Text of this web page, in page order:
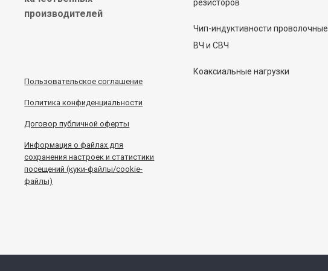
производителей
Пользовательское соглашение
Политика конфиденциальности
Договор публичной оферты
Информацияофайлах для
сохранения настроек и статистики
посещений (куки-файлы/cookie-
файлы)
резисторов
Чип-индуктивности проволочные
ВЧ и СВЧ
Коаксиальные нагрузки